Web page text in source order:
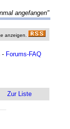
angefangen"
anzeigen.
- Forums-FAQ
Zur Liste